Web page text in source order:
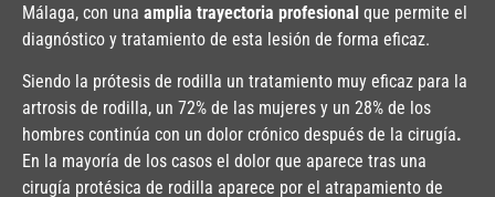
Málaga, con una amplia trayectoria profesional que permite el
diagnóstico y tratamiento de esta lesión de forma eficaz.
Siendo la prótesis de rodilla un tratamiento muy eficaz para la
artrosis de rodilla, un 72% de las mujeres y un 28% de los
hombres continúa con un dolor crónico después de la cirugía.
En la mayoría de los casos el dolor que aparece tras una
cirugía protésica de rodilla aparece por el atrapamiento de